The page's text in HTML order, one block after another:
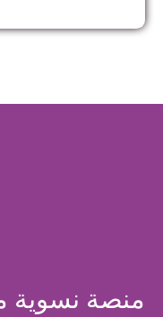
منصة نسوية